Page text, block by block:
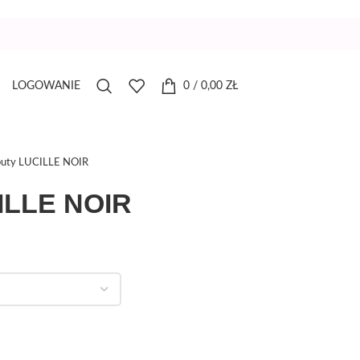
LOGOWANIE 0 / 0,00 ZŁ
LUCILLE NOIR
NOIR